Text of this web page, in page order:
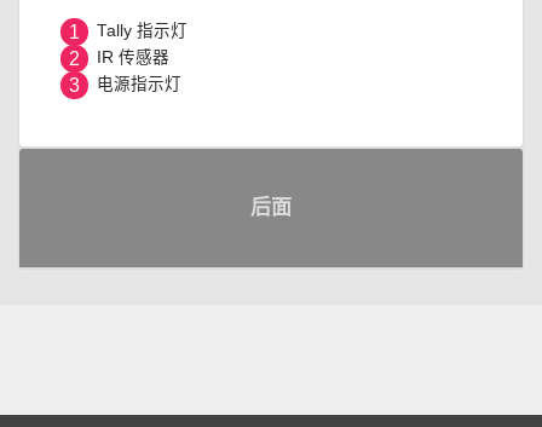
1 Tally 指示灯
2 IR 传感器
3 电源指示灯
后面